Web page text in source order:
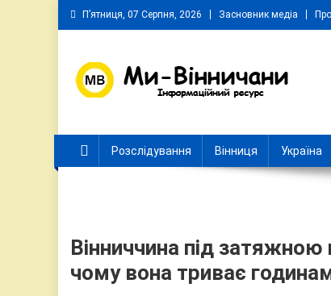
Skip
to
П’ятниця, 07 Серпня, 2026 Засновник медіа
Розслідування Вінниця Україна
Вінниччина під
чому вона триває